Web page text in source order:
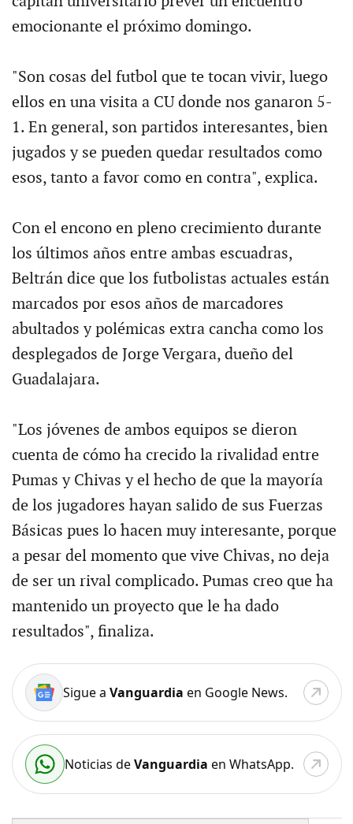
emocionante el próximo domingo.
"Son cosas del futbol que te tocan vivir, luego
ellos en una visita a CU donde nos ganaron 5-
1. En general, son partidos interesantes, bien
jugados y se pueden quedar resultados como
esos, tanto a favor como en contra", explica.
Con el encono en pleno crecimiento durante
los últimos años entre ambas escuadras,
Beltrán dice que los futbolistas actuales están
marcados por esos años de marcadores
abultados y polémicas extra cancha como los
desplegados de Jorge Vergara, dueño del
Guadalajara.
"Los jóvenes de ambos equipos se dieron
cuenta de cómo ha crecido la rivalidad entre
Pumas y Chivas y el hecho de que la mayoría
de los jugadores hayan salido de sus Fuerzas
Básicas pues lo hacen muy interesante, porque
a pesar del momento que vive Chivas, no deja
de ser un rival complicado. Pumas creo que ha
mantenido un proyecto que le ha dado
resultados", finaliza.
Sigue a Vanguardia en Google News.
Noticias deVanguardia en WhatsApp.